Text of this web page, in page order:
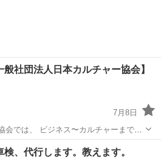
社団法人日本カルチャー協会】
7月8日
では、 ビジネス〜カルチャーまで、
フラインの 様々な分野の講師が講座を
カルチャー
検、代行します。教えます。